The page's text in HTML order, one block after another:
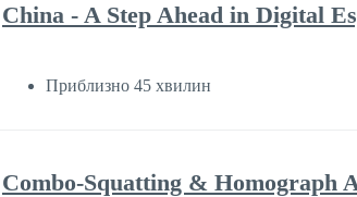
China - A Step Ahead in Digital
Приблизно 45 хвилин
Combo-Squatting & Homograph